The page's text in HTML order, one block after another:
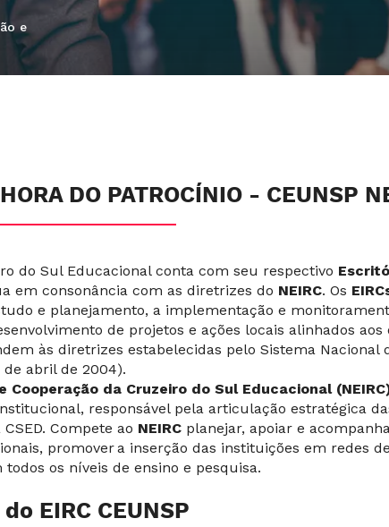
e
DO PATROCÍNIO - CEUNSP
do Sul Educacional conta com seu respectivo
em consonância com as diretrizes do NEIRC. Os
e planejamento, a implementação e
de projetos e ações locais alinhados aos
às diretrizes estabelecidas pelo Sistema Nacional
de abril de 2004).
da Cruzeiro do Sul Educacional
responsável pela articulação estratégica
Compete ao NEIRC planejar, apoiar e
promover a inserção das instituições em redes de
os níveis de ensino e pesquisa.
EIRC CEUNSP